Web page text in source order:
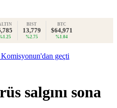
BIST
13,779
%2.75
BTC
$64,971
%1.04
geçti
salgını sona